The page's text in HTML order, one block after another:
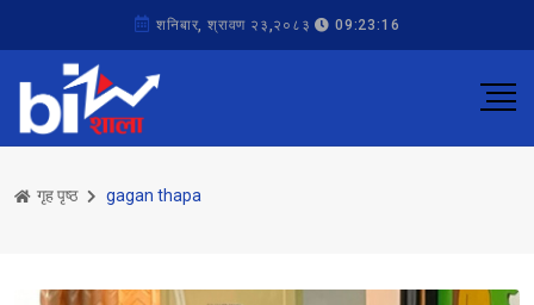
शनिबार, श्रावण २३,२०८३ 09:23:16
गृह पृष्ठ gagan thapa